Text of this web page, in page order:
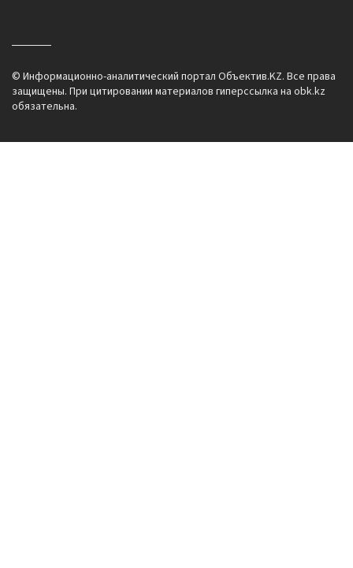
© Информационно-аналитический портал Объектив.KZ. Все права
защищены. При цитировании материалов гиперссылка на obk.kz
обязательна.